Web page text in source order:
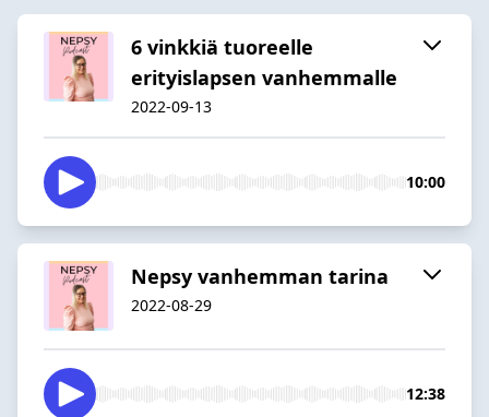
6 vinkkiä tuoreelle
erityislapsen vanhemmalle
2022-09-13
10:00
Nepsy vanhemman tarina
2022-08-29
12:38